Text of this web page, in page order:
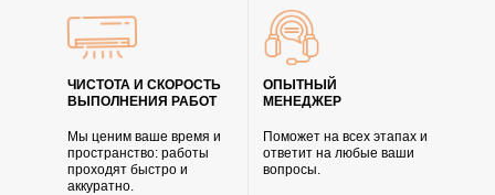
ОПЫТНЫЙ
МЕНЕДЖЕР
ЧИСТОТА И СКОРОСТЬ
ВЫПОЛНЕНИЯ РАБОТ
Мы ценим ваше время и
пространство: работы
проходят быстро и
аккуратно.
Поможет на всех этапах и
ответит на любые ваши
вопросы.